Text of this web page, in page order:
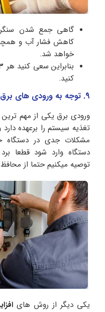
گاهی جمع شدن
کاهش فشار آب و
خواهد شد.
بنابراین سعی کنید هر 3
کنید.
9. توجه به ورودی های برق و گاز پکیج
ورودی برق یکی از مهم
تغذیه سیستم را برعهده
مشکلات جدی در دستگاه
دستگاه وارد شود قطعا
توصیه میکنیم حتما از
یکی دیگر از روش های